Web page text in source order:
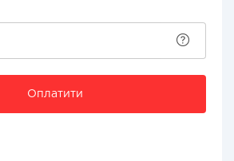
Оплатити